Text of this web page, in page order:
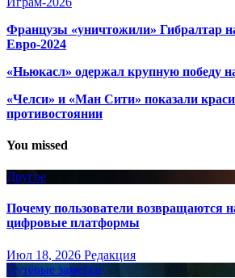
Французы «уничтожили» Гибралтар
Евро-2024
«Ньюкасл» одержал крупную победу
«Челси» и «Ман Сити» показали
противостоянии
You missed
Другое
Почему пользователи возвращаются
цифровые платформы
Июл 18, 2026 Редакция
Путёвые заметки